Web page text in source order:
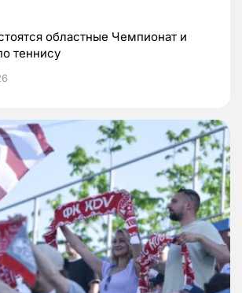
областные Чемпионат и
теннису